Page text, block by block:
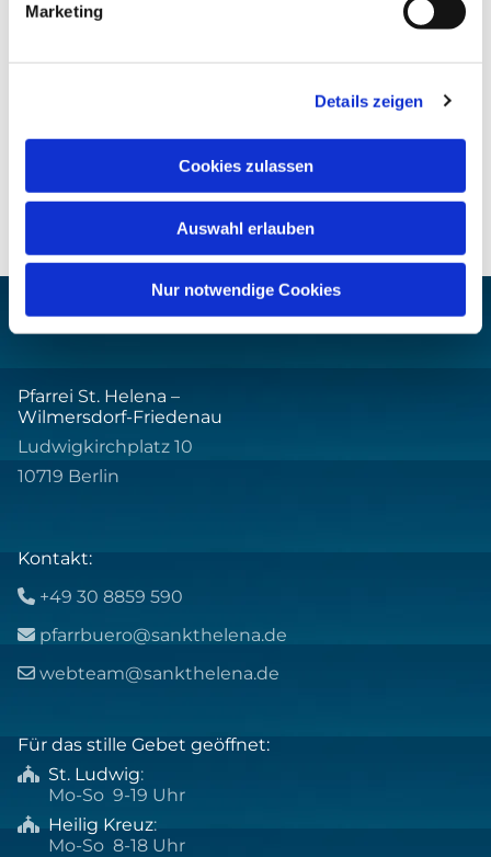
Marketing
Details zeigen
Cookies zulassen
Auswahl erlauben
Nur notwendige Cookies
Pfarrei St. Helena –
Wilmersdorf-Friedenau
Ludwigkirchplatz 10
10719 Berlin
Kontakt:
 +49 30 8859 590
 pfarrbuero@sankthelena.de
 webteam@sankthelena.de
Für das stille Gebet geöffnet:
 St. Ludwig:
Mo-So 9-19 Uhr
 Heilig Kreuz:
Mo-So 8-18 Uhr